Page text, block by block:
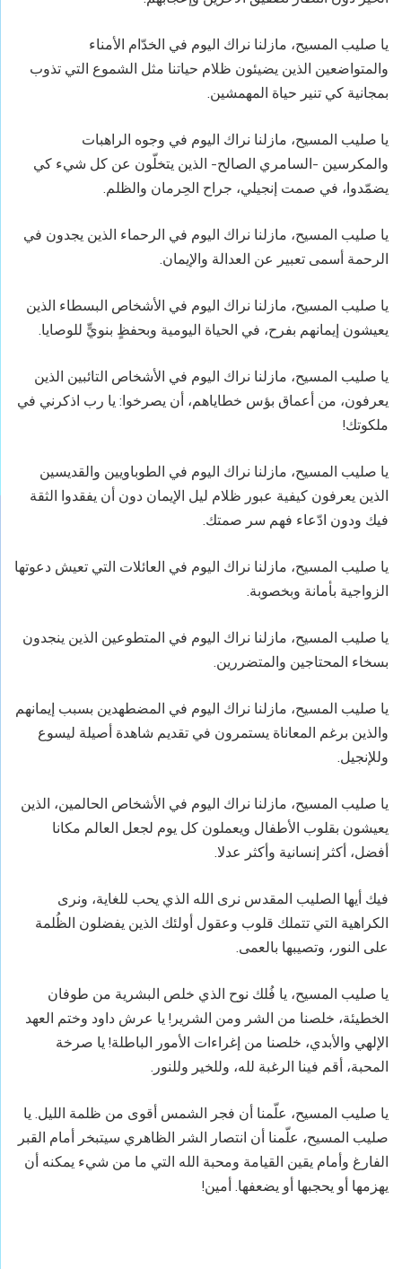
يا صليب المسيح، مازلنا ‏نراك اليوم في الخدّام الأمناء
والمتواضعين الذين يضيئون ظلام حياتنا مثل الشموع التي تذوب
بمجانية كي تنير حياة المهمشين.
يا صليب المسيح، مازلنا ‏نراك اليوم في وجوه الراهبات
والمكرسين -السامري الصالح- الذين يتخلّون عن كل شيء كي
يضمّدوا، في صمت إنجيلي، جراح الحِرمان والظلم.
يا صليب المسيح، مازلنا ‏نراك اليوم في الرحماء الذين يجدون في
الرحمة أسمى تعبير عن العدالة والإيمان.
يا صليب المسيح، مازلنا ‏نراك اليوم في الأشخاص البسطاء الذين
يعيشون إيمانهم بفرح، في الحياة اليومية وبحفظٍ بنويٍّ للوصايا.
يا صليب المسيح، مازلنا نراك اليوم في الأشخاص التائبين الذين
يعرفون، من أعماق بؤس خطاياهم، أن يصرخوا: يا رب اذكرني في
ملكوتك!
يا صليب المسيح، مازلنا نراك اليوم في الطوباويين والقديسين
الذين يعرفون كيفية عبور ظلام ليل الإيمان دون أن يفقدوا الثقة
فيك ودون ادّعاء فهم سر صمتك.
يا صليب المسيح، مازلنا نراك اليوم في العائلات التي تعيش دعوتها
الزواجية بأمانة وبخصوبة.
يا صليب المسيح، مازلنا نراك اليوم في المتطوعين الذين ينجدون
بسخاء المحتاجين والمتضررين.
يا صليب المسيح، مازلنا نراك اليوم في المضطهدين بسبب إيمانهم
والذين برغم المعاناة يستمرون في تقديم شاهدة أصيلة ليسوع
وللإنجيل.
يا صليب المسيح، مازلنا نراك اليوم في الأشخاص الحالمين، الذين
يعيشون بقلوب الأطفال ويعملون كل يوم لجعل العالم مكانا
أفضل، أكثر إنسانية وأكثر عدلا.
فيك أيها الصليب المقدس نرى الله الذي يحب للغاية، ونرى
الكراهية التي تتملك قلوب وعقول أولئك الذين يفضلون الظُلمة
على النور، وتصيبها بالعمى.
يا صليب المسيح، يا فُلك نوح الذي خلص البشرية من طوفان
الخطيئة، خلصنا من الشر ومن الشرير! يا عرش داود وختم العهد
الإلهي والأبدي، خلصنا من إغراءات الأمور الباطلة! يا صرخة
المحبة، أقم فينا الرغبة لله، وللخير وللنور.
يا صليب المسيح، علّمنا أن فجر الشمس أقوى من ظلمة الليل. يا
صليب المسيح، علّمنا أن انتصار الشر الظاهري سيتبخر أمام القبر
الفارغ وأمام يقين القيامة ومحبة الله التي ما من شيء يمكنه أن
يهزمها أو يحجبها أو يضعفها. أمين!